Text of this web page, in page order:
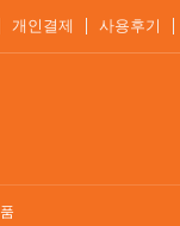
개인결제 사용후기